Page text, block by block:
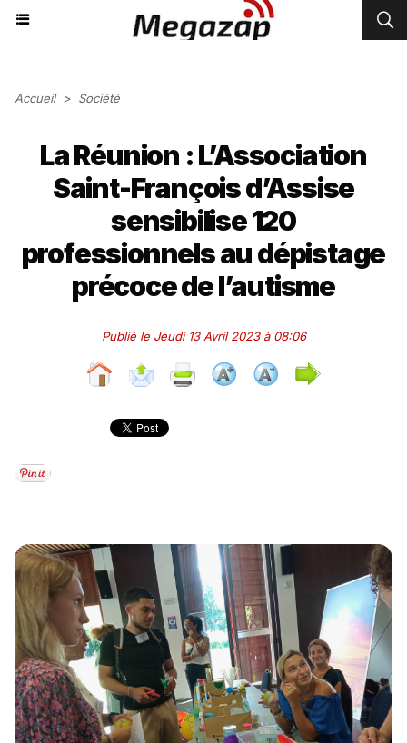
Accueil > Société
La Réunion : L’Association
Saint-François d’Assise
sensibilise 120
professionnels au dépistage
précoce de l’autisme
Publié le Jeudi 13 Avril 2023 à 08:06